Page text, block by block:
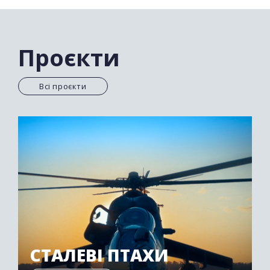
докази і використовуючи в розслідуваннях сучасні
технології.
Проєкти
Всі проєкти
СТАЛЕВІ ПТАХИ